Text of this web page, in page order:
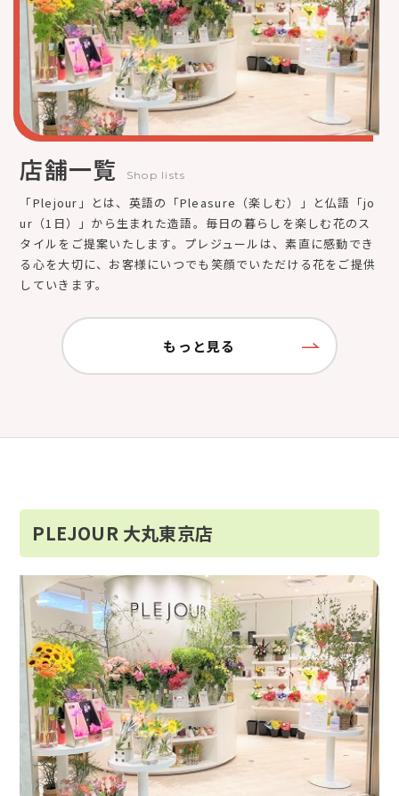
店舗一覧 Shop lists
「Plejour」とは、英語の「Pleasure（楽しむ）」と仏語「jo
ur（1日）」から生まれた造語。毎日の暮らしを楽しむ花のス
タイルをご提案いたします。プレジュールは、素直に感動でき
る心を大切に、お客様にいつでも笑顔でいただける花をご提供
していきます。
もっと見る
PLEJOUR 大丸東京店